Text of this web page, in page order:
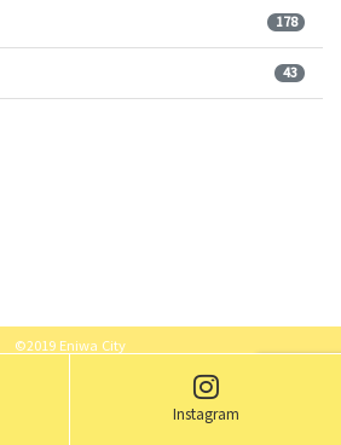
178
43
©2019 Eniwa City
Instagram